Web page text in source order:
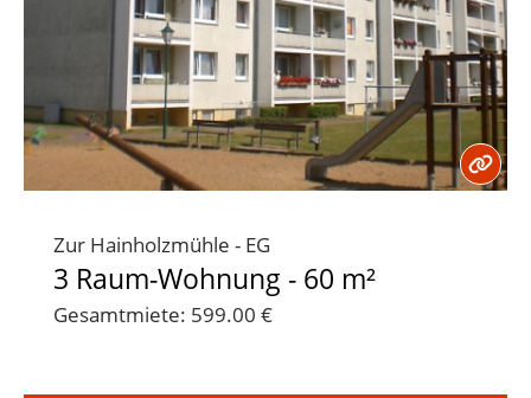
Zur Hainholzmühle - EG
3 Raum-Wohnung - 60 m²
Gesamtmiete: 599.00 €